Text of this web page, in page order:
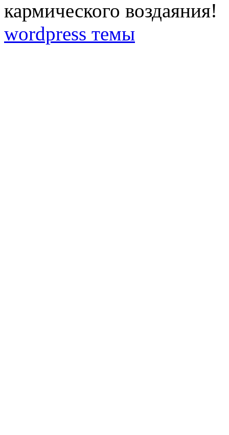
кармического воздаяния!
wordpress темы